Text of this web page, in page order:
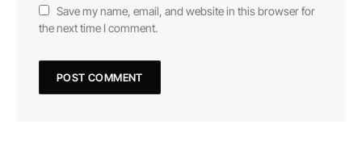
Save my name, email, and website in this browser for
the next time I comment.